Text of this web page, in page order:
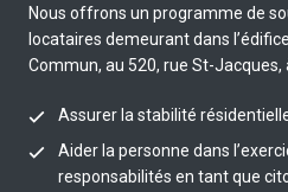
Nous offrons un programme de
locataires demeurant dans
Commun, au 520, rue St-Jacques,
Assurer la stabilité
Aider la personne dans
responsabilités en tant que